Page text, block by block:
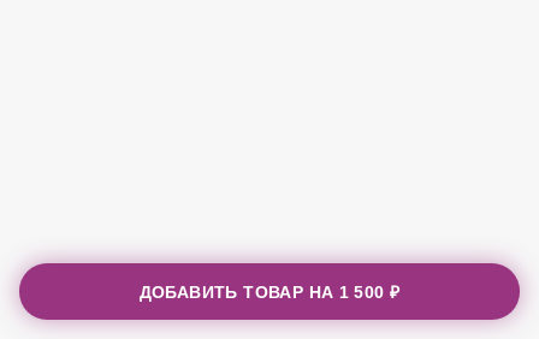
ДОБАВИТЬ ТОВАР НА 1 500 ₽